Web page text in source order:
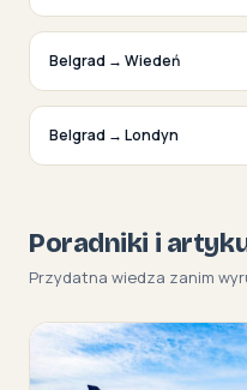
Belgrad → Wiedeń
Belgrad → Londyn
Poradniki i
Przydatna wiedza zanim